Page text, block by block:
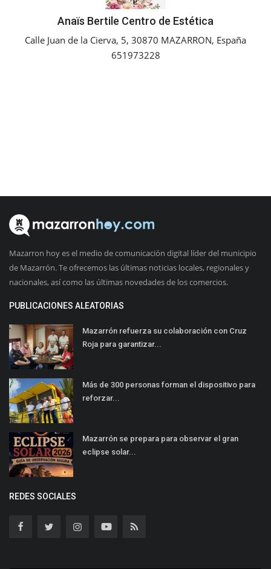
Anaïs Bertile Centro de Estética
Calle Juan de la Cierva, 5, 30870 MAZARRON, España
651973228
Mazarron hoy es el medio de comunicación digital líder del municipio
de Mazarrón. Te ofrecemos las últimas noticias locales, regionales y
nacionales, así como las últimas novedades de los comercios.
PUBLICACIONES ALEATORIAS
Mazarrón refuerza su colaboración con Cruz
Roja para garantizar...
Más de 300 personas forman el dispositivo para
reforzar...
Mazarrón se prepara para observar el gran
eclipse solar...
REDES SOCIALES